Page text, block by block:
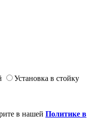
Установка в стойку
в нашей Политике в